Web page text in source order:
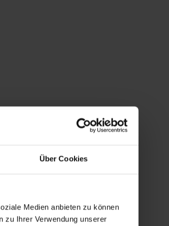
Über Cookies
Medien anbieten zu können
zu Ihrer Verwendung unserer